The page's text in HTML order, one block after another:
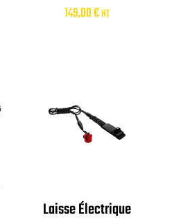
149,00€HT
Laisse Électrique